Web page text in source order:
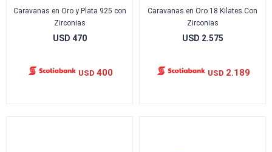
Caravanas en Oro y Plata 925 con
Zirconias
USD 470
USD 400
Caravanas en Oro 18 Kilates Con
Zirconias
USD 2.575
USD 2.189